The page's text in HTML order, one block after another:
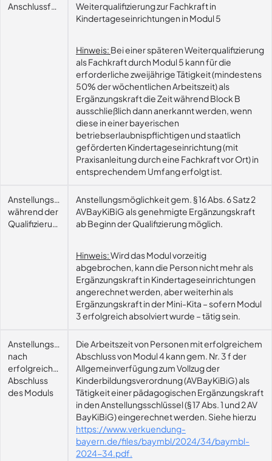
AnschlussfähigkeitWeiterqualifizierung zur Fachkraft in
Kindertageseinrichtungen in Modul 5
Hinweis: Bei einer späteren Weiterqualifizierung
als Fachkraft durch Modul 5 kann für die
erforderliche zweijährige Tätigkeit (mindestens
50% der wöchentlichen Arbeitszeit) als
Ergänzungskraft die Zeit während Block B
ausschließlich dann anerkannt werden, wenn
diese in einer bayerischen
betriebserlaubnispflichtigen und staatlich
geförderten Kindertageseinrichtung (mit
Praxisanleitung durch eine Fachkraft vor Ort) in
entsprechendem Umfang erfolgt ist.
Anstellungsmöglichkeit
während der
Qualifizierung
Anstellungsmöglichkeit gem. § 16 Abs. 6 Satz 2
AVBayKiBiG als genehmigte Ergänzungskraft
ab Beginn der Qualifizierung möglich.
Hinweis:Wird das Modul vorzeitig
abgebrochen, kann die Person nicht mehr als
Ergänzungskraft in Kindertageseinrichtungen
angerechnet werden, aber weiterhin als
Ergänzungskraft in der Mini-Kita – sofern Modul
3 erfolgreich absolviert wurde – tätig sein.
Anstellungsmöglichkeit
nach
erfolgreichem
Abschluss
des Moduls
Die Arbeitszeit von Personen mit erfolgreichem
Abschluss von Modul 4 kann gem. Nr. 3 f der
Allgemeinverfügung zum Vollzug der
Kinderbildungsverordnung (AVBayKiBiG) als
Tätigkeit einer pädagogischen Ergänzungskraft
in den Anstellungsschlüssel (§ 17 Abs. 1 und 2 AV
BayKiBiG) eingerechnet werden. Siehe hierzu
https://www.verkuendung-
bayern.de/files/baymbl/2024/34/baymbl-
2024-34.pdf.